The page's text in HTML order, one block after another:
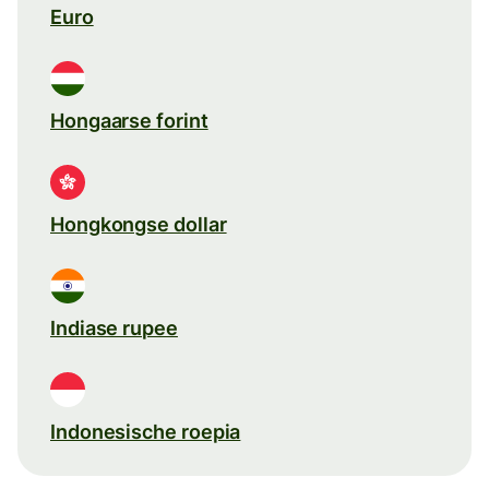
Euro
Hongaarse forint
Hongkongse dollar
Indiase rupee
Indonesische roepia